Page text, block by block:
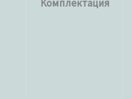
Комплектация